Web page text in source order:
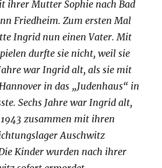
ihrer Mutter Sophie nach Bad
Friedheim. Zum ersten Mal
Ingrid nun einen Vater. Mit
durfte sie nicht, weil sie
war Ingrid alt, als sie mit
in das „Judenhaus“ in
Sechs Jahre war Ingrid alt,
zusammen mit ihren
Auschwitz
Kinder wurden nach ihrer